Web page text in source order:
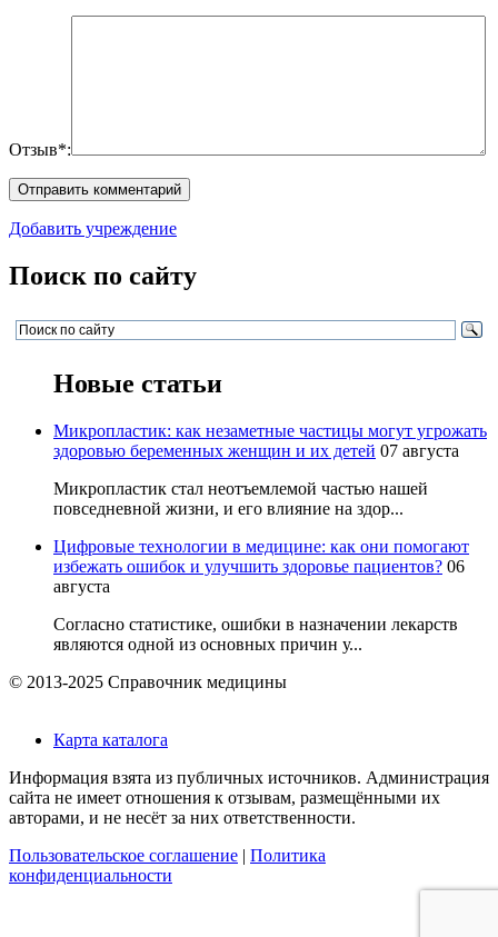
Отзыв*:
Добавить учреждение
Поиск по сайту
Новые статьи
Микропластик: как незаметные частицы могут угрожать
здоровью беременных женщин и их детей 07 августа
Микропластик стал неотъемлемой частью нашей
повседневной жизни, и его влияние на здор...
Цифровые технологии в медицине: как они помогают
избежать ошибок и улучшить здоровье пациентов? 06
августа
Согласно статистике, ошибки в назначении лекарств
являются одной из основных причин у...
© 2013-2025 Справочник медицины
Карта каталога
Информация взята из публичных источников. Администрация
сайта не имеет отношения к отзывам, размещёнными их
авторами, и не несёт за них ответственности.
Пользовательское соглашение | Политика
конфиденциальности